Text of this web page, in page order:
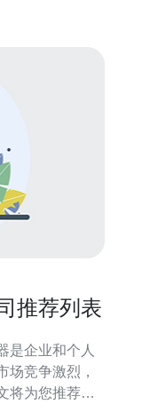
推荐列表
是企业和个人
场竞争激烈，
将为您推荐一